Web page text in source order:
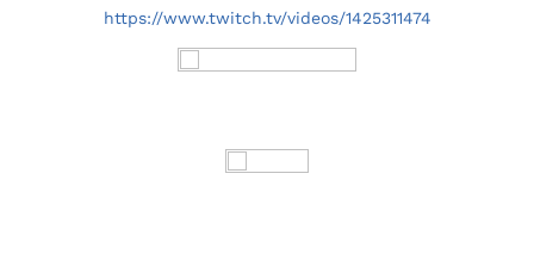
https://www.twitch.tv/videos/1425311474